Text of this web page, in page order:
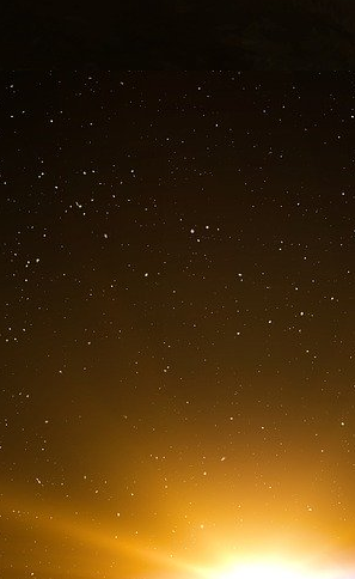
est entrée cette
a été collègue apprentie
; elle a débuté sa
Normale Supérieure
d’associate, avant de
2012, elle est à la tête de
énergétique des
de Téthys Invest
McKinsey, nommée partner
un stage de fin d’études
au sein du bureau de
en 2020, date à laquelle elle
Luxe avait quitté
et Jean-Pierre
L’Oréal, dédié à des